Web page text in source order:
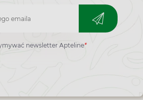
newsletter Apteline*